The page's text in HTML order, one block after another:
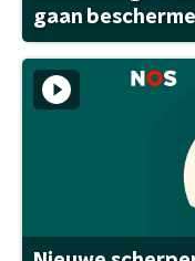
gaan